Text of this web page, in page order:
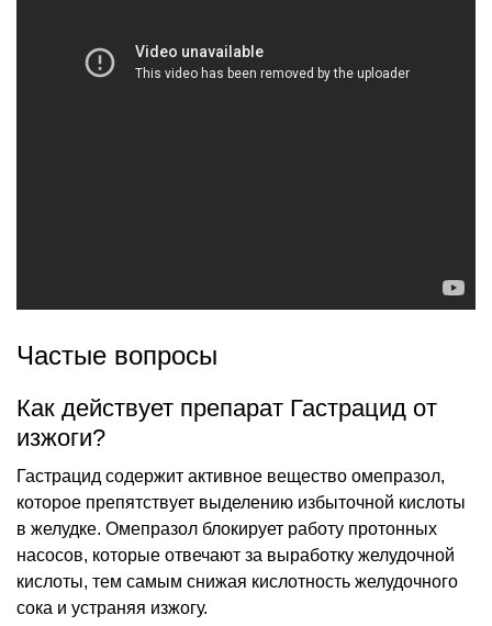
Частые вопросы
Как действует препарат Гастрацид от
изжоги?
Гастрацид содержит активное вещество омепразол,
которое препятствует выделению избыточной кислоты
в желудке. Омепразол блокирует работу протонных
насосов, которые отвечают за выработку желудочной
кислоты, тем самым снижая кислотность желудочного
сока и устраняя изжогу.